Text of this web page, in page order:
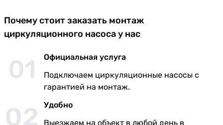
Почему стоит заказать монтаж
циркуляционного насоса у нас
Официальная услуга
Подключаем циркуляционные насосы с
гарантией на монтаж.
Удобно
Выезжаем на объект в любой день в